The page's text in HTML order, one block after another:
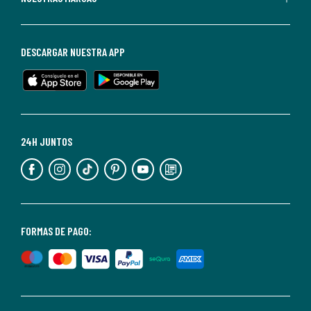
de
en
cualquier
Para
información,
puedes
de
privacidad</2>.
FORMAS DE PAGO:
24H JUNTOS
DESCARGAR NUESTRA APP